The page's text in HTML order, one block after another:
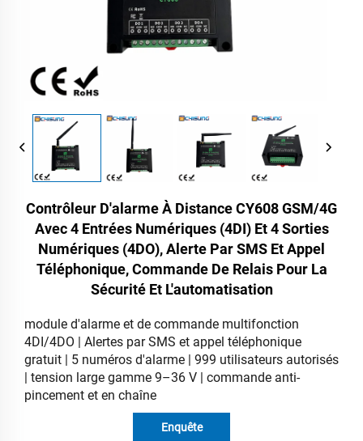
Contrôleur D'alarme À Distance CY608 GSM/4G
Avec 4 Entrées Numériques (4DI) Et 4 Sorties
Numériques (4DO), Alerte Par SMS Et Appel
Téléphonique, Commande De Relais Pour La
Sécurité Et L'automatisation
module d'alarme et de commande multifonction
4DI/4DO | Alertes par SMS et appel téléphonique
gratuit | 5 numéros d'alarme | 999 utilisateurs autorisés
| tension large gamme 9–36 V | commande anti-
pincement et en chaîne
Enquête